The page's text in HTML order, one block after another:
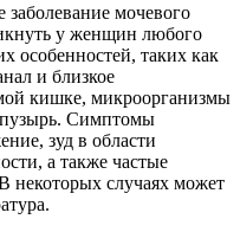
заболевание мочевого
у женщин любого
особенностей, таких как
и близкое
кишке, микроорганизмы
Симптомы
зуд в области
а также частые
случаях может